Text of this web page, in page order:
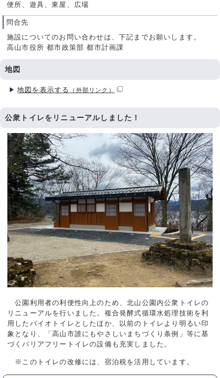
便所、遊具、東屋、広場
問合先
施設についてのお問い合わせは、下記までお願いします。
高山市役所 都市政策部 都市計画課
地図
地図を表示する （外部リンク）
公衆トイレをリニューアルしました！
公園利用者の利便性向上のため、北山公園内公衆トイレの
リニューアルを行いました。複合発酵式循環水処理技術を利
用したバイオトイレとしたほか、以前のトイレより明るい印
象となり、「高山市誰にもやさしいまちづくり条例」等に基
づくバリアフリートイレの設備も充実しました。
※このトイレの改修には、宿泊税を活用しています。